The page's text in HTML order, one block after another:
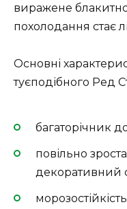
виражене
похолодання стає
Основні
туєподібного Ред
багаторічник
повільно
декоративний